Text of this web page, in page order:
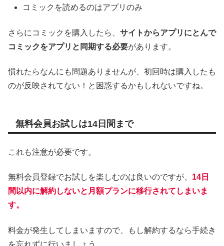
コミックを読めるのはアプリのみ
さらにコミックを購入したら、 サイトからアプリにとんで
コミックをアプリと同期する必要があります。
慣れたらなんにも問題ありませんが、初回時は購入したも
のが反映されてない！と困惑するかもしれないですね。
無料会員お試しは14日間まで
これも注意が必要です。
無料会員登録でお試しを楽しむのは良いのですが、 14日
間以内に解約しないと月額プランに移行されてしまいま
す。
料金が発生してしまいますので、もし解約するなら手続き
を忘れずに行いましょう。